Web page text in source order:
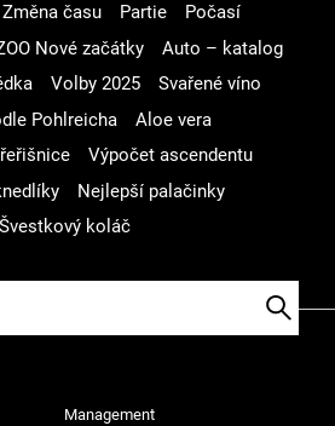
Změna času Partie
Počasí
Nové začátky
Auto – katalog
Volby 2025
Svařené víno
Pohlreicha
Aloe vera
Výpočet ascendentu
Nejlepší palačinky
Švestkový koláč
Management